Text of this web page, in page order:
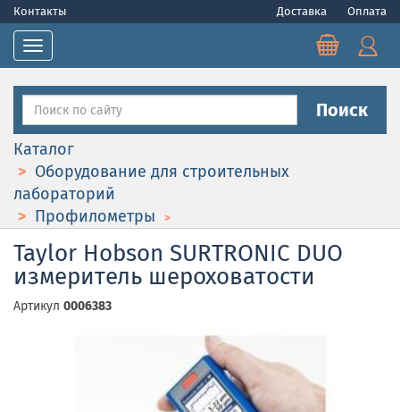
Контакты Доставка Оплата
Toggle navigation
Поиск
Каталог
Оборудование для строительных
лабораторий
Профилометры
Taylor Hobson SURTRONIC DUO
измеритель шероховатости
Артикул 0006383